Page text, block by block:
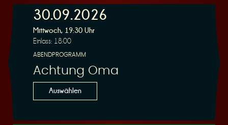
R
e
30.09.2026
Mittwoch, 19:30 Uhr
Einlass: 18:00
ABENDPROGRAMM
Achtung Oma
Auswählen